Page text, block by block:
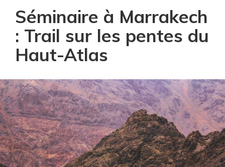
Séminaire à Marrakech
: Trail sur les pentes du
Haut-Atlas